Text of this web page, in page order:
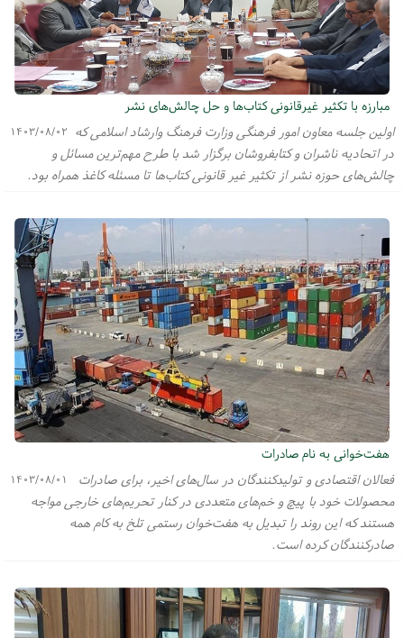
مبارزه با تکثیر غیرقانونی کتاب‌ها و حل چالش‌های نشر
۱۴۰۳/۰۸/۰۲ اولین جلسه معاون امور فرهنگی وزارت فرهنگ وارشاد اسلامی که
در اتحادیه ناشران و کتابفروشان برگزار شد با طرح مهم‌ترین مسائل و
چالش‌های حوزه نشر از تکثیر غیر قانونی کتاب‌ها تا مسئله کاغذ همراه بود.
هفت‌خوانی به نام صادرات
۱۴۰۳/۰۸/۰۱
فعالان اقتصادی و تولیدکنندگان در سال‌های اخیر، برای صادرات
محصولات خود با پیچ و خم‌های متعددی در کنار تحریم‌های خارجی مواجه
هستند که این روند را تبدیل به هفت‌خوان رستمی تلخ به کام همه
صادرکنندگان کرده است.